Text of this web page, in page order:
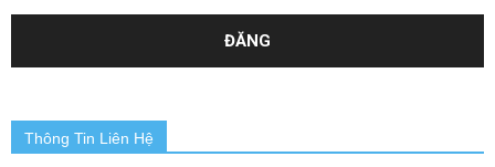
Thông Tin Liên Hệ